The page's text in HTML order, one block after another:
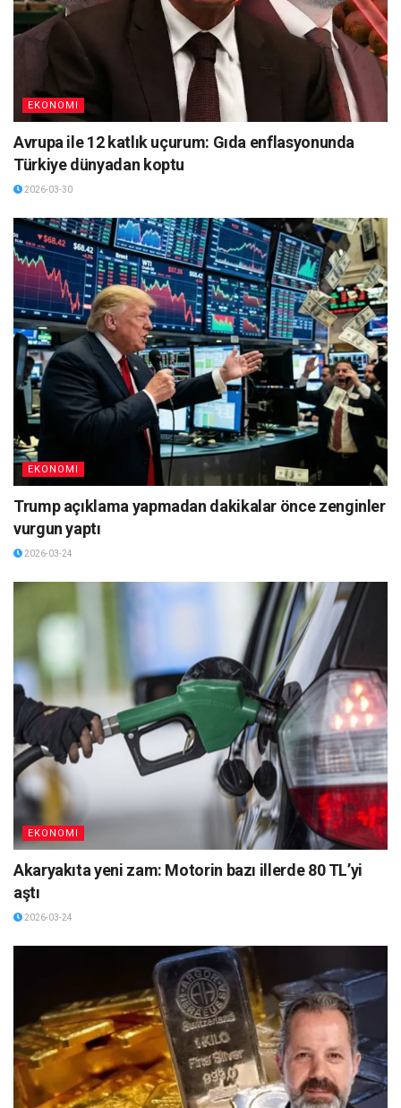
EKONOMI
Avrupa ile 12 katlık uçurum: Gıda enflasyonunda
Türkiye dünyadan koptu
2026-03-30
EKONOMI
Trump açıklama yapmadan dakikalar önce zenginler
vurgun yaptı
2026-03-24
EKONOMI
Akaryakıta yeni zam: Motorin bazı illerde 80 TL’yi
aştı
2026-03-24